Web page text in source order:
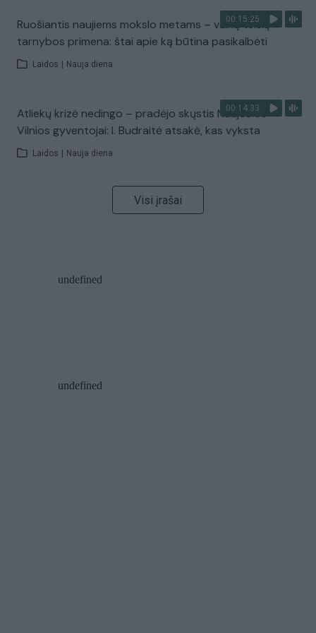
00:15:25
Ruošiantis naujiems mokslo metams – vaikų teisių
tarnybos primena: štai apie ką būtina pasikalbėti
Laidos Nauja diena
00:14:33
Atliekų krizė nedingo – pradėjo skųstis Naujosios
Vilnios gyventojai: I. Budraitė atsakė, kas vyksta
Laidos Nauja diena
Visi įrašai